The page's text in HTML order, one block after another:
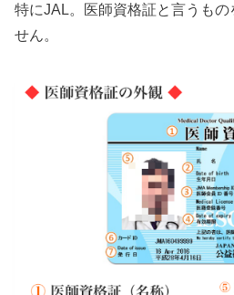
特にJAL。医師資格証と言うもの
せん。